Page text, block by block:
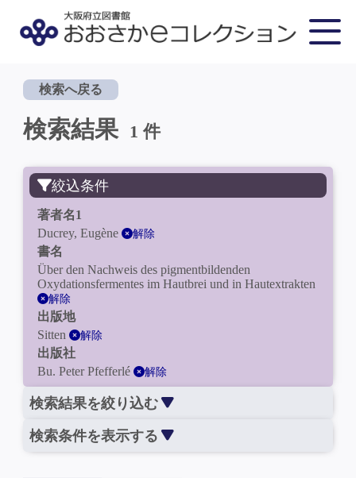
検索へ戻る
検索結果 1 件
絞込条件
著者名1
Ducrey, Eugène
解除
書名
Über den Nachweis des pigmentbildenden
Oxydationsfermentes im Hautbrei und in Hautextrakten
解除
出版地
Sitten
解除
出版社
Bu. Peter Pfefferlé
解除
検索結果を絞り込む
検索条件を表示する